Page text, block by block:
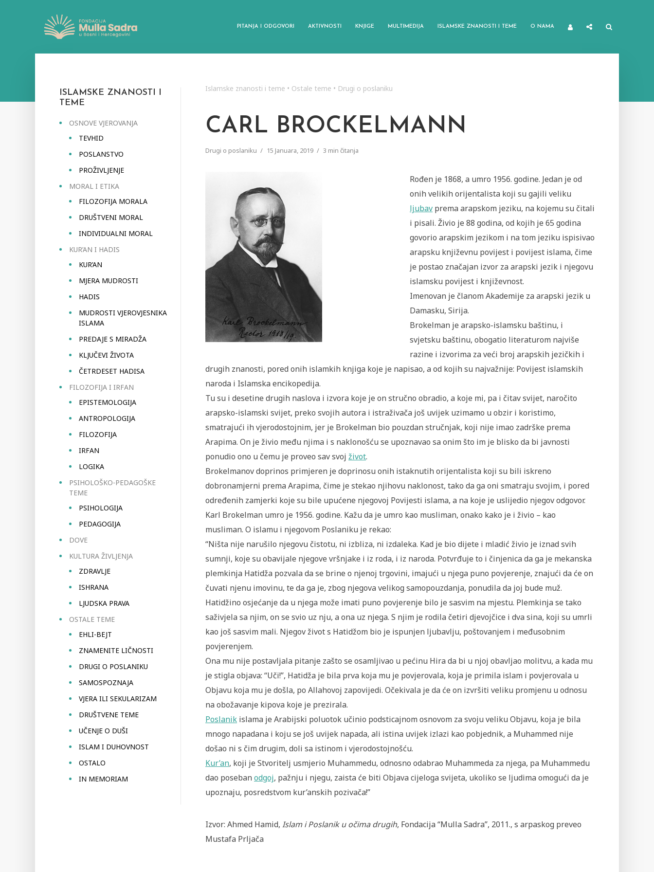
PITANJA I ODGOVORI AKTIVNOSTI KNJIGE MULTIMEDIJA ISLAMSKE ZNANOSTI I TEME O NAMA
ISLAMSKE ZNANOSTI I
TEME
OSNOVE VJEROVANJA
TEVHID
POSLANSTVO
PROŽIVLJENJE
MORAL I ETIKA
FILOZOFIJA MORALA
DRUŠTVENI MORAL
INDIVIDUALNI MORAL
KUR’AN I HADIS
KUR’AN
MJERA MUDROSTI
HADIS
MUDROSTI VJEROVJESNIKA
ISLAMA
PREDAJE S MIRADŽA
KLJUČEVI ŽIVOTA
ČETRDESET HADISA
FILOZOFIJA I IRFAN
EPISTEMOLOGIJA
ANTROPOLOGIJA
FILOZOFIJA
IRFAN
LOGIKA
PSIHOLOŠKO-PEDAGOŠKE
TEME
PSIHOLOGIJA
PEDAGOGIJA
DOVE
KULTURA ŽIVLJENJA
ZDRAVLJE
ISHRANA
LJUDSKA PRAVA
OSTALE TEME
EHLI-BEJT
ZNAMENITE LIČNOSTI
DRUGI O POSLANIKU
SAMOSPOZNAJA
VJERA ILI SEKULARIZAM
DRUŠTVENE TEME
UČENJE O DUŠI
ISLAM I DUHOVNOST
OSTALO
IN MEMORIAM
Islamske znanosti i teme • Ostale teme • Drugi o poslaniku
CARL BROCKELMANN
Drugi o poslaniku 15 Januara, 2019 3 min čitanja
Rođen je 1868, a umro 1956. godine. Jedan je od
onih velikih orijentalista koji su gajili veliku
ljubav prema arapskom jeziku, na kojemu su čitali
i pisali. Živio je 88 godina, od kojih je 65 godina
govorio arapskim jezikom i na tom jeziku ispisivao
arapsku književnu povijest i povijest islama, čime
je postao značajan izvor za arapski jezik i njegovu
islamsku povijest i književnost.
Imenovan je članom Akademije za arapski jezik u
Damasku, Sirija.
Brokelman je arapsko-islamsku baštinu, i
svjetsku baštinu, obogatio literaturom najviše
razine i izvorima za veći broj arapskih jezičkih i
drugih znanosti, pored onih islamkih knjiga koje je napisao, a od kojih su najvažnije: Povijest islamskih
naroda i Islamska encikopedija.
Tu su i desetine drugih naslova i izvora koje je on stručno obradio, a koje mi, pa i čitav svijet, naročito
arapsko-islamski svijet, preko svojih autora i istraživača još uvijek uzimamo u obzir i koristimo,
smatrajući ih vjerodostojnim, jer je Brokelman bio pouzdan stručnjak, koji nije imao zadrške prema
Arapima. On je živio među njima i s naklonošću se upoznavao sa onim što im je blisko da bi javnosti
ponudio ono u čemu je proveo sav svoj život.
Brokelmanov doprinos primjeren je doprinosu onih istaknutih orijentalista koji su bili iskreno
dobronamjerni prema Arapima, čime je stekao njihovu naklonost, tako da ga oni smatraju svojim, i pored
određenih zamjerki koje su bile upućene njegovoj Povijesti islama, a na koje je uslijedio njegov odgovor.
Karl Brokelman umro je 1956. godine. Kažu da je umro kao musliman, onako kako je i živio – kao
musliman. O islamu i njegovom Poslaniku je rekao:
“Ništa nije narušilo njegovu čistotu, ni izbliza, ni izdaleka. Kad je bio dijete i mladić živio je iznad svih
sumnji, koje su obavijale njegove vršnjake i iz roda, i iz naroda. Potvrđuje to i činjenica da ga je mekanska
plemkinja Hatidža pozvala da se brine o njenoj trgovini, imajući u njega puno povjerenje, znajući da će on
čuvati njenu imovinu, te da ga je, zbog njegova velikog samopouzdanja, ponudila da joj bude muž.
Hatidžino osjećanje da u njega može imati puno povjerenje bilo je sasvim na mjestu. Plemkinja se tako
saživjela sa njim, on se svio uz nju, a ona uz njega. S njim je rodila četiri djevojčice i dva sina, koji su umrli
kao još sasvim mali. Njegov život s Hatidžom bio je ispunjen ljubavlju, poštovanjem i međusobnim
povjerenjem.
Ona mu nije postavljala pitanje zašto se osamljivao u pećinu Hira da bi u njoj obavljao molitvu, a kada mu
je stigla objava: “Uči!”, Hatidža je bila prva koja mu je povjerovala, koja je primila islam i povjerovala u
Objavu koja mu je došla, po Allahovoj zapovijedi. Očekivala je da će on izvršiti veliku promjenu u odnosu
na obožavanje kipova koje je prezirala.
Poslanik islama je Arabijski poluotok učinio podsticajnom osnovom za svoju veliku Objavu, koja je bila
mnogo napadana i koju se još uvijek napada, ali istina uvijek izlazi kao pobjednik, a Muhammed nije
došao ni s čim drugim, doli sa istinom i vjerodostojnošću.
Kur’an, koji je Stvoritelj usmjerio Muhammedu, odnosno odabrao Muhammeda za njega, pa Muhammedu
dao posebanodgoj, pažnju i njegu, zaista će biti Objava cijeloga svijeta, ukoliko se ljudima omogući da je
upoznaju, posredstvom kur’anskih pozivača!”
Izvor: Ahmed Hamid, Islam i Poslanik u očima drugih, Fondacija “Mulla Sadra”, 2011., s arpaskog preveo
Mustafa Prljača